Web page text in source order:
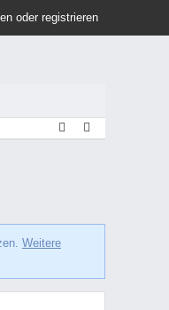
oder registrieren
Weitere